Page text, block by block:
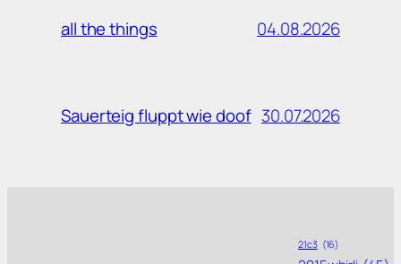
all the things 04.08.2026
Sauerteig fluppt wie doof 30.07.2026
21c3 (16)